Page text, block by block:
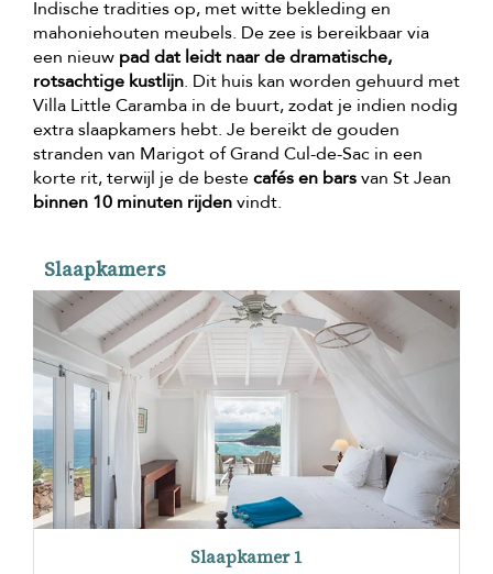
Indische tradities op, met witte bekleding en
mahoniehouten meubels. De zee is bereikbaar via
een nieuw pad dat leidt naar de dramatische,
rotsachtige kustlijn. Dit huis kan worden gehuurd met
Villa Little Caramba in de buurt, zodat je indien nodig
extra slaapkamers hebt. Je bereikt de gouden
stranden van Marigot of Grand Cul-de-Sac in een
korte rit, terwijl je de bestecafés en barsvan St Jean
binnen 10 minuten rijdenvindt.
Slaapkamers
Slaapkamer 1